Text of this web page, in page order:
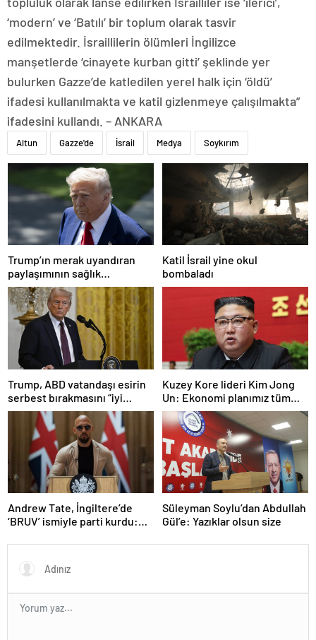
‘modern’ ve ‘Batılı’ bir toplum olarak tasvir
edilmektedir. İsraillilerin ölümleri İngilizce
manşetlerde ‘cinayete kurban gitti’ şeklinde yer
bulurken Gazze’de katledilen yerel halk için ‘öldü’
ifadesi kullanılmakta ve katil gizlenmeye çalışılmakta”
ifadesini kullandı. – ANKARA
Altun Gazze'de İsrail Medya Soykırım
Trump’ın merak uyandıran
paylaşımının sağlık
sistemiyle ilgili kararname
olduğu anlaşıldı
Katil İsrail yine okul
bombaladı
Trump, ABD vatandaşı esirin
serbest bırakmasını “iyi
niyetle atılmış bir adım”
olarak değerlendirdi
Kuzey Kore lideri Kim Jong
Un: Ekonomi planımız tüm
sektörlerde başarısız oldu
Andrew Tate, İngiltere’de
‘BRUV’ ismiyle parti kurdu:
propagandasını
yasaklayacağız’
Süleyman Soylu’dan Abdullah
Gül’e: Yazıklar olsun size